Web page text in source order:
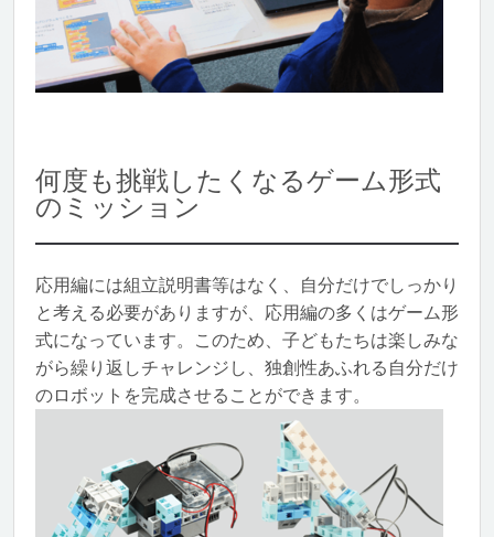
何度も挑戦したくなるゲーム形式
のミッション
応用編には組立説明書等はなく、自分だけでしっかり
と考える必要がありますが、応用編の多くはゲーム形
式になっています。このため、子どもたちは楽しみな
がら繰り返しチャレンジし、独創性あふれる自分だけ
のロボットを完成させることができます。